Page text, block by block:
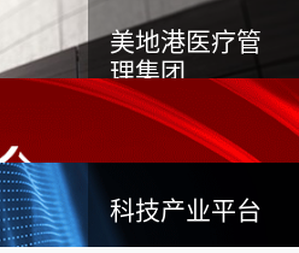
美地港医疗管
理集团
科技产业平台